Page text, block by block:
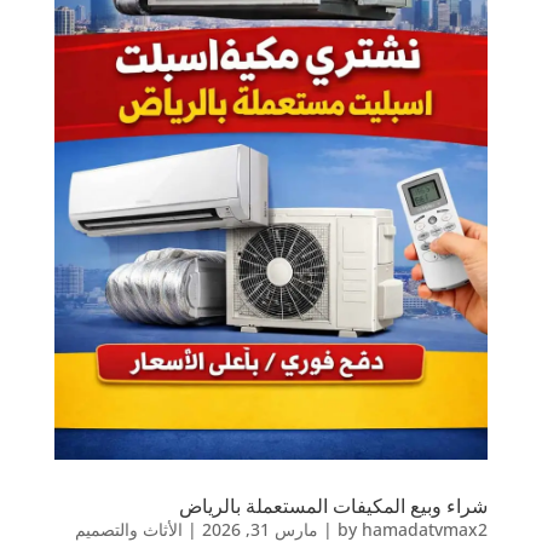
شراء وبيع المكيفات المستعملة بالرياض
by hamadatvmax2
| مارس 31, 2026 | الأثاث والتصميم